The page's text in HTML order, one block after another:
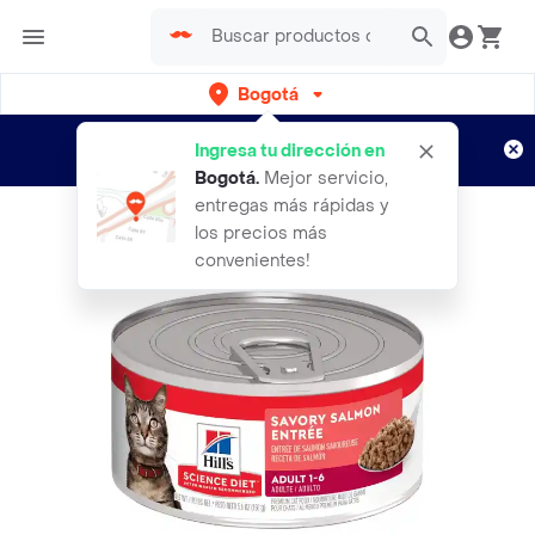
Bogotá
Ingresa tu dirección en
Bogotá. Mejor servicio,
entregas más rápidas y
los precios más
convenientes!
envíos gratis por semanas
Aplican TyC